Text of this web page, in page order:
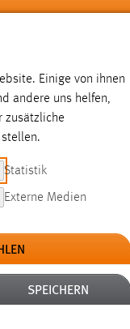
Ergebnisse gefunden.
Einige von ihnen
andere uns helfen,
zusätzliche
Statistik
Externe Medien
SPEICHERN